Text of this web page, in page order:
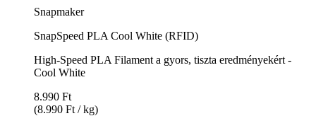
Snapmaker
SnapSpeed PLA Cool White (RFID)
High-Speed PLA Filament a gyors, tiszta eredményekért -
Cool White
8.990 Ft
(8.990 Ft / kg)